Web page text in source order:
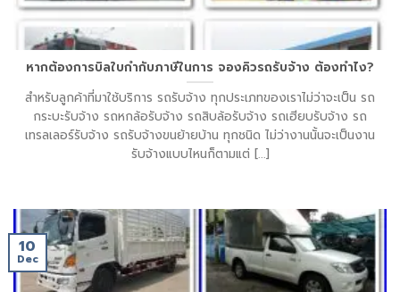
หากต้องการบิลใบกำกับภาษีในการ จองคิวรถรับจ้าง ต้องทำไง?
สำหรับลูกค้าที่มาใช้บริการ รถรับจ้าง ทุกประเภทของเราไม่ว่าจะเป็น รถ
กระบะรับจ้าง รถหกล้อรับจ้าง รถสิบล้อรับจ้าง รถเฮียบรับจ้าง รถ
เทรลเลอร์รับจ้าง รถรับจ้างขนย้ายบ้าน ทุกชนิด ไม่ว่างานนั้นจะเป็นงาน
รับจ้างแบบไหนก็ตามแต่ [...]
10
Dec